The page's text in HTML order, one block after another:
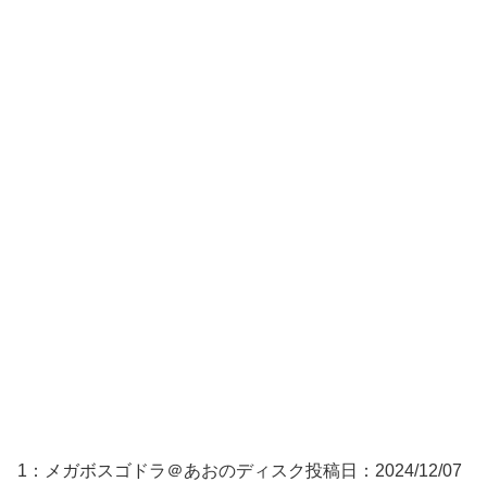
1： メガボスゴドラ＠あおのディスク投稿日：2024/12/07